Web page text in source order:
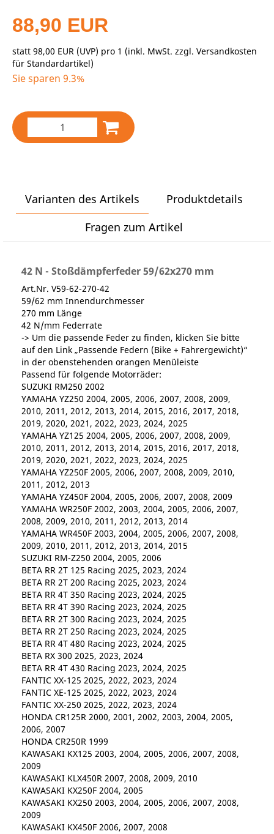
88,90 EUR
statt 98,00 EUR (UVP) pro 1 (inkl. MwSt. zzgl. Versandkosten
für Standardartikel)
Sie sparen 9.3%
Varianten des Artikels
Produktdetails
Fragen zum Artikel
42 N - Stoßdämpferfeder 59/62x270 mm
Art.Nr. V59-62-270-42
59/62 mm Innendurchmesser
270 mm Länge
42 N/mm Federrate
-> Um die passende Feder zu finden, klicken Sie bitte
auf den Link „Passende Federn (Bike + Fahrergewicht)“
in der obenstehenden orangen Menüleiste
Passend für folgende Motorräder:
SUZUKI RM250 2002
YAMAHA YZ250 2004, 2005, 2006, 2007, 2008, 2009,
2010, 2011, 2012, 2013, 2014, 2015, 2016, 2017, 2018,
2019, 2020, 2021, 2022, 2023, 2024, 2025
YAMAHA YZ125 2004, 2005, 2006, 2007, 2008, 2009,
2010, 2011, 2012, 2013, 2014, 2015, 2016, 2017, 2018,
2019, 2020, 2021, 2022, 2023, 2024, 2025
YAMAHA YZ250F 2005, 2006, 2007, 2008, 2009, 2010,
2011, 2012, 2013
YAMAHA YZ450F 2004, 2005, 2006, 2007, 2008, 2009
YAMAHA WR250F 2002, 2003, 2004, 2005, 2006, 2007,
2008, 2009, 2010, 2011, 2012, 2013, 2014
YAMAHA WR450F 2003, 2004, 2005, 2006, 2007, 2008,
2009, 2010, 2011, 2012, 2013, 2014, 2015
SUZUKI RM-Z250 2004, 2005, 2006
BETA RR 2T 125 Racing 2025, 2023, 2024
BETA RR 2T 200 Racing 2025, 2023, 2024
BETA RR 4T 350 Racing 2023, 2024, 2025
BETA RR 4T 390 Racing 2023, 2024, 2025
BETA RR 2T 300 Racing 2023, 2024, 2025
BETA RR 2T 250 Racing 2023, 2024, 2025
BETA RR 4T 480 Racing 2023, 2024, 2025
BETA RX 300 2025, 2023, 2024
BETA RR 4T 430 Racing 2023, 2024, 2025
FANTIC XX-125 2025, 2022, 2023, 2024
FANTIC XE-125 2025, 2022, 2023, 2024
FANTIC XX-250 2025, 2022, 2023, 2024
HONDA CR125R 2000, 2001, 2002, 2003, 2004, 2005,
2006, 2007
HONDA CR250R 1999
KAWASAKI KX125 2003, 2004, 2005, 2006, 2007, 2008,
2009
KAWASAKI KLX450R 2007, 2008, 2009, 2010
KAWASAKI KX250F 2004, 2005
KAWASAKI KX250 2003, 2004, 2005, 2006, 2007, 2008,
2009
KAWASAKI KX450F 2006, 2007, 2008